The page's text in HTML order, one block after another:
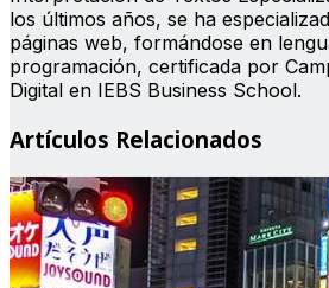
los últimos años, se ha
páginas web, formándose en
programación, certificada por
Digital en IEBS Business School.
Artículos Relacionados